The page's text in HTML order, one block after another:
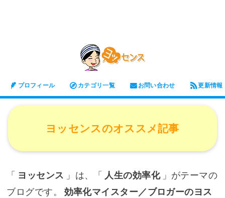
プロフィール カテゴリ一覧 お問い合わせ 更新情報
ヨッセンスのオススメ記事
「 ヨッセンス 」は、「 人生の効率化 」がテーマの
ブログです。
効率化マイスター／ブロガーのヨス